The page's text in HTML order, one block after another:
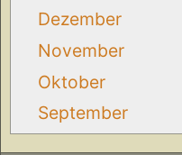
Dezember
November
Oktober
September